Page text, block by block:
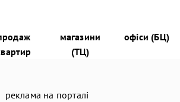
магазини
(ТЦ)
офіси (БЦ)
реклама на порталі